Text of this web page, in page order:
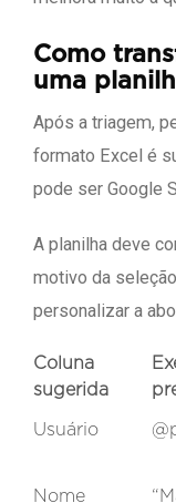
Como
uma
Após a triagem,
formato Excel é
pode ser Google
A planilha deve
motivo da
personalizar a
Coluna
sugerida
Usuário
Nome